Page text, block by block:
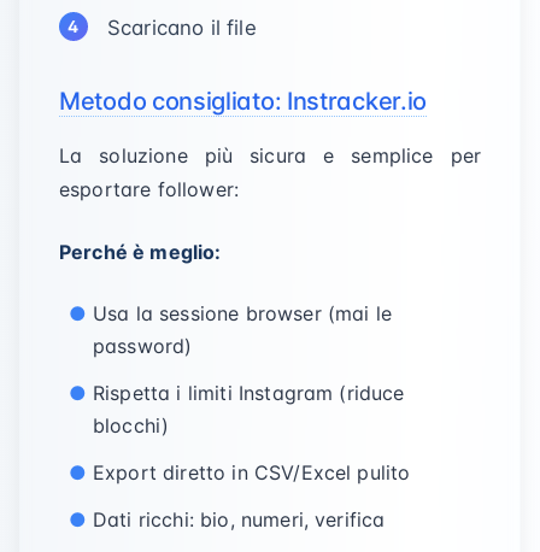
Scaricano il file
Metodo consigliato: Instracker.io
La soluzione più sicura e semplice per
esportare follower:
Perché è meglio:
Usa la sessione browser (mai le
password)
Rispetta i limiti Instagram (riduce
blocchi)
Export diretto in CSV/Excel pulito
Dati ricchi: bio, numeri, verifica